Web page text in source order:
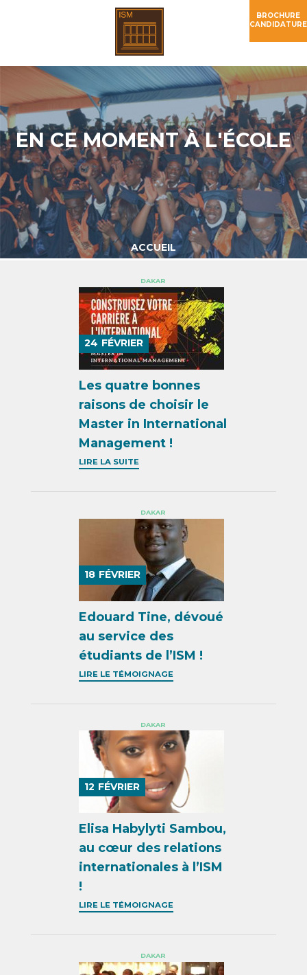
EN CE MOMENT À L'ÉCOLE
ACCUEIL
DAKAR
24 FÉVRIER
Les quatre bonnes
raisons de choisir le
Master in International
Management !
LIRE LA SUITE
DAKAR
18 FÉVRIER
Edouard Tine, dévoué
au service des
étudiants de l’ISM !
LIRE LE TÉMOIGNAGE
DAKAR
12 FÉVRIER
Elisa Habylyti Sambou,
au cœur des relations
internationales à l’ISM
!
LIRE LE TÉMOIGNAGE
DAKAR
BROCHURE
CANDIDATURE